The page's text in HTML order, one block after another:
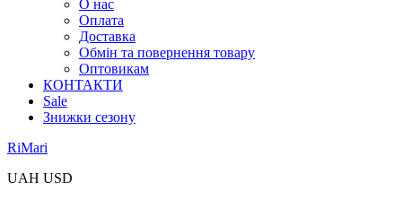
О нас
Оплата
Доставка
Обмін та повернення товару
Оптовикам
КОНТАКТИ
Sale
Знижки сезону
RiMari
UAH USD